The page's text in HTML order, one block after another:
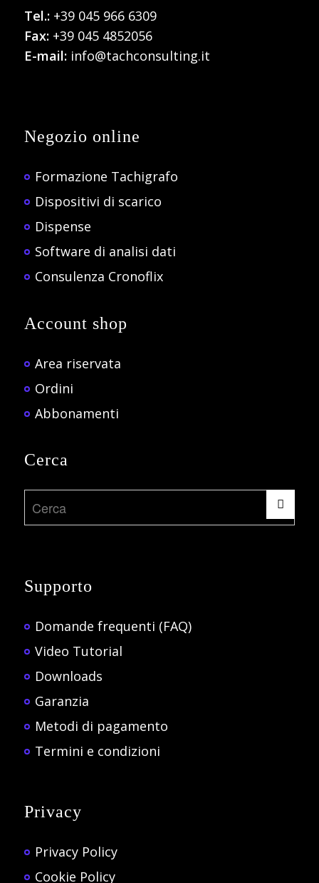
Tel.: +39 045 966 6309
Fax:+39 045 4852056
E-mail:info@tachconsulting.it
Negozio online
Formazione Tachigrafo
Dispositivi di scarico
Dispense
Software di analisi dati
Consulenza Cronoflix
Account shop
Area riservata
Ordini
Abbonamenti
Cerca
Supporto
Domande frequenti (FAQ)
Video Tutorial
Downloads
Garanzia
Metodi di pagamento
Termini e condizioni
Privacy
Privacy Policy
Cookie Policy